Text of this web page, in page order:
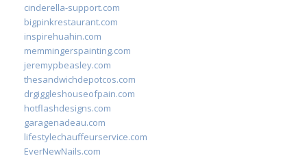
cinderella-support.com
bigpinkrestaurant.com
inspirehuahin.com
memmingerspainting.com
jeremypbeasley.com
thesandwichdepotcos.com
drgiggleshouseofpain.com
hotflashdesigns.com
garagenadeau.com
lifestylechauffeurservice.com
EverNewNails.com